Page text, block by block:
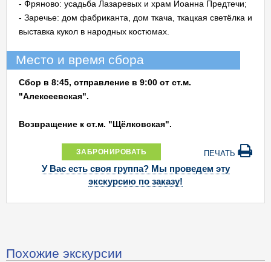
- Фряново: усадьба Лазаревых и храм Иоанна Предтечи;
- Заречье: дом фабриканта, дом ткача, ткацкая светёлка и
выставка кукол в народных костюмах.
Место и время сбора
Сбор в 8:45, отправление в 9:00 от ст.м.
"Алексеевская".
Возвращение к ст.м. "Щёлковская".
ЗАБРОНИРОВАТЬ ПЕЧАТЬ
У Вас есть своя группа? Мы проведем эту
экскурсию по заказу!
Похожие экскурсии